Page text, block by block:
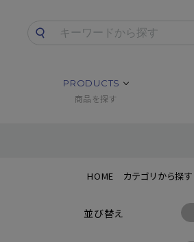
PRODUCTS
商品を探す
HOME カテゴリから探す
並び替え